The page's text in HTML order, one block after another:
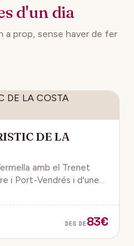
d'un dia
prop, sense haver de fer
DE LA
amb el Trenet
i Port-Vendrés i d'unes
DES DE 83€